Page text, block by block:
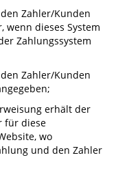
Zahler/Kunden
wenn dieses System
Zahlungssystem
Zahler/Kunden
erhält der
für diese
wo
und den Zahler